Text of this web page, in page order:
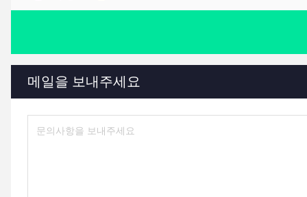
메일을 보내주세요